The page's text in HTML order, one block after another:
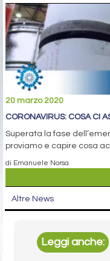
20 marzo 2020
CORONAVIRUS: COSA CI
Superata la fase
proviamo e capire cosa
di Emanuele Norsa
Altre News
Leggi anche: